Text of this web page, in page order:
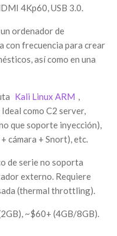
4Kp60, USB 3.0.
ordenador de
con frecuencia para crear
así como en una
Kali Linux ARM ,
como C2 server,
que soporte inyección),
cámara + Snort), etc.
de serie no soporta
externo. Requiere
(thermal throttling).
~$60+ (4GB/8GB).